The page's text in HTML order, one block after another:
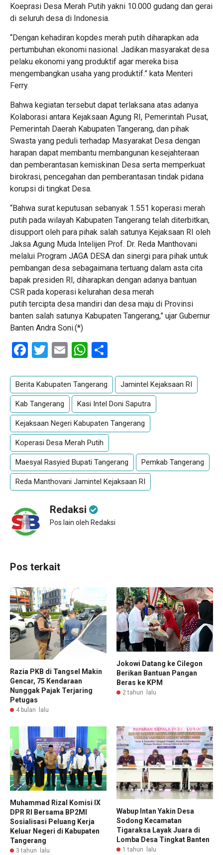
Koeprasi Desa Merah Putih yakni 10.000 gudang dan gerai
di seluruh desa di Indonesia.
“Dengan kehadiran kopdes merah putih diharapkan ada
pertumbuhan ekonomi nasional. Jadikan masyarakat desa
pelaku ekonomi yang produktif agar mereka bisa
mengembangkan usaha yang produktif.” kata Menteri
Ferry.
Bahwa kegiatan tersebut dapat terlaksana atas adanya
Kolaborasi antara Kejaksaan Agung RI, Pemerintah Pusat,
Pemerintah Daerah Kabupaten Tangerang, dan pihak
Swasta yang peduli terhadap Masyarakat Desa dengan
harapan dapat membantu membangunan kesejahteraan
dan pemberantasan kemiskinan Desa serta memperkuat
birokrasi, pencegahan dan pemberantasan tindak pidana
korupsi di tingkat Desa.
“Bahwa surat keputusan sebanyak 1.551 koperasi merah
putih pada wilayah Kabupaten Tangerang telah diterbitkan,
disupport oleh para pihak salah satunya Kejaksaan RI oleh
Jaksa Agung Muda Intelijen Prof. Dr. Reda Manthovani
melalui Program JAGA DESA dan sinergi para pihak untuk
pembangan desa sebagaimana tertuang dalam asta cita
bapak presiden RI, diharapkan dengan adanya bantuan
CSR pada koperasi kelurahan desa merah
putih tercipta desa mandiri dan desa maju di Provinsi
banten salah satunya Kabupaten Tangerang,” ujar Gubernur
Banten Andra Soni.(*)
Facebook
Twitter
EmailWhatsApp
Berita Kabupaten Tangerang Jamintel Kejaksaan RI
Kab Tangerang Kasi Intel Doni Saputra
Kejaksaan Negeri Kabupaten Tangerang
Koperasi Desa Merah Putih
Maesyal Rasyied Bupati Tangerang Pemkab Tangerang
Reda Manthovani Jamintel Kejaksaan RI
Redaksi
Pos lain oleh Redaksi
Pos terkait
Razia PKB di Tangsel Makin
Gencar, 75 Kendaraan
Nunggak Pajak Terjaring
Petugas
4 bulan lalu
Jokowi Datang ke Cilegon
Berikan Bantuan Pangan
Beras ke KPM
2 tahun lalu
Muhammad Rizal Komisi IX
DPR RI Bersama BP2MI
Sosialisasi Peluang Kerja
Keluar Negeri di Kabupaten
Tangerang
3 tahun lalu
Wabup Intan Yakin Desa
Sodong Kecamatan
Tigaraksa Layak Juara di
Lomba Desa Tingkat Banten
1 tahun lalu